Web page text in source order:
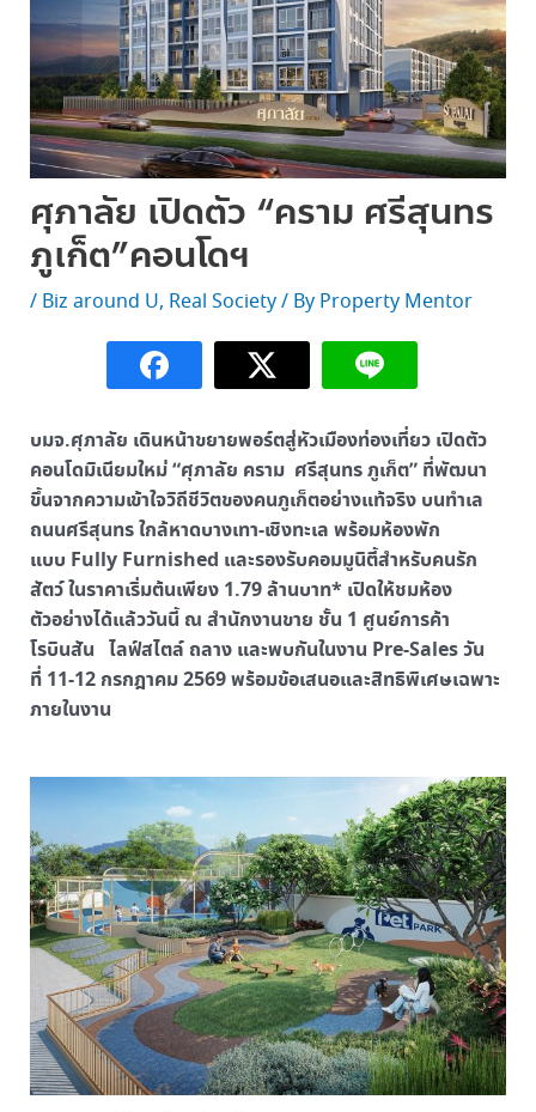
ศุภาลัย เปิดตัว “คราม ศรีสุนทร
ภูเก็ต”คอนโดฯ
/ Biz around U, Real Society/ By Property Mentor
บมจ.ศุภาลัย เดินหน้าขยายพอร์ตสู่หัวเมืองท่องเที่ยว เปิดตัว
คอนโดมิเนียมใหม่ “ศุภาลัย คราม ศรีสุนทร ภูเก็ต” ที่พัฒนา
ขึ้นจากความเข้าใจวิถีชีวิตของคนภูเก็ตอย่างแท้จริง บนทำเล
ถนนศรีสุนทร ใกล้หาดบางเทา-เชิงทะเล พร้อมห้องพัก
แบบ Fully Furnished และรองรับคอมมูนิตี้สำหรับคนรัก
สัตว์ ในราคาเริ่มต้นเพียง 1.79 ล้านบาท* เปิดให้ชมห้อง
ตัวอย่างได้แล้ววันนี้ ณ สำนักงานขาย ชั้น 1 ศูนย์การค้า
โรบินสัน ไลฟ์สไตล์ ถลาง และพบกันในงาน Pre-Sales วัน
ที่ 11-12 กรกฎาคม 2569 พร้อมข้อเสนอและสิทธิพิเศษเฉพาะ
ภายในงาน